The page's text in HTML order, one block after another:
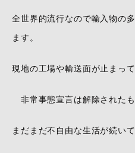
全世界的流行なので輸入物の
ます。
現地の工場や輸送面が止まっ
非常事態宣言は解除されたも
まだまだ不自由な生活が続いて